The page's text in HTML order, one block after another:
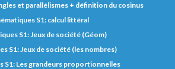
et parallélismes + définition du cosinus
S1: calcul littéral
S1: Jeux de société (Géom)
S1: Jeux de société (les nombres)
S1: Les grandeurs proportionnelles